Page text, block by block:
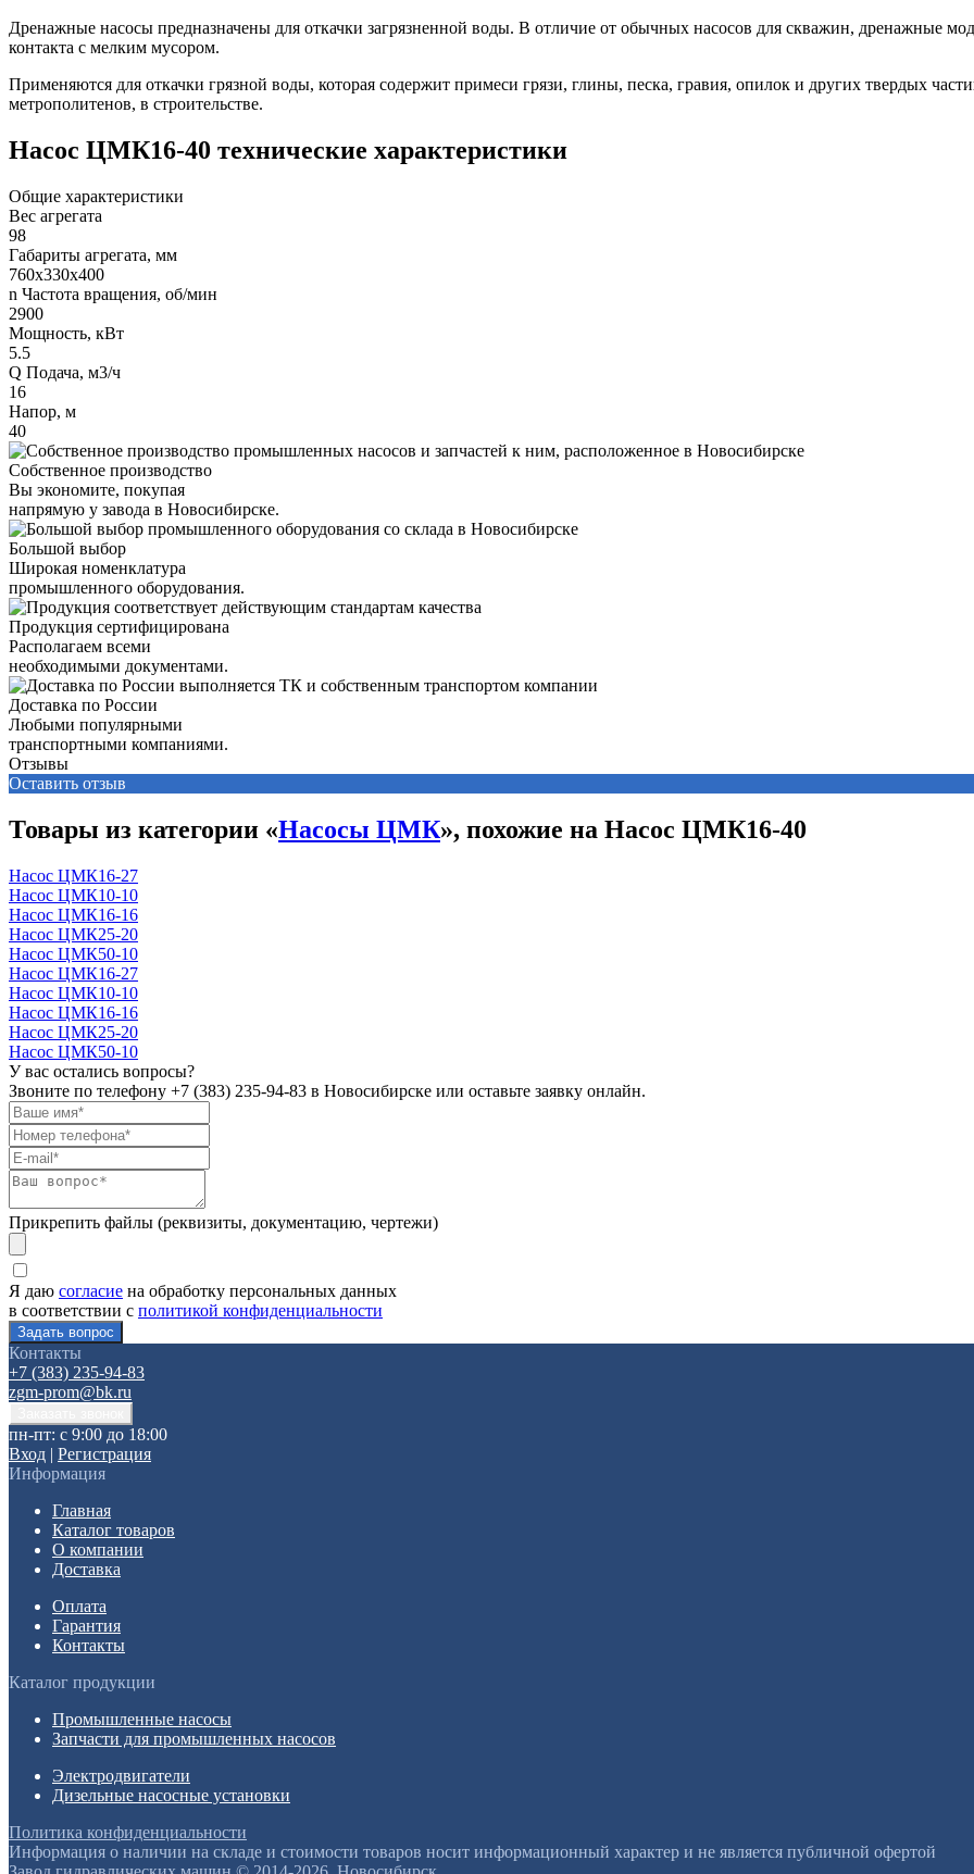
Дренажные насосы предназначены для откачки загрязненной воды. В отличие от обычных насосов для скважин, дренажные
контакта с мелким мусором.
Применяются для откачки грязной воды, которая содержит примеси грязи, глины, песка, гравия, опилок и других твердых
метрополитенов, в строительстве.
Насос ЦМК16-40 технические характеристики
Общие характеристики
Вес агрегата
98
Габариты агрегата, мм
760х330х400
n Частота вращения, об/мин
2900
Мощность, кВт
5.5
Q Подача, м3/ч
16
Напор, м
40
Собственное производство
Вы экономите, покупая
напрямую у завода в Новосибирске.
Большой выбор
Широкая номенклатура
промышленного оборудования.
Продукция сертифицирована
Располагаем всеми
необходимыми документами.
Доставка по России
Любыми популярными
транспортными компаниями.
Отзывы
Оставить отзыв
Товары из категории «Насосы ЦМК», похожие на Насос ЦМК16-40
Насос ЦМК16-27
Насос ЦМК10-10
Насос ЦМК16-16
Насос ЦМК25-20
Насос ЦМК50-10
Насос ЦМК16-27
Насос ЦМК10-10
Насос ЦМК16-16
Насос ЦМК25-20
Насос ЦМК50-10
У вас остались вопросы?
Звоните по телефону +7 (383) 235-94-83 в Новосибирске или оставьте заявку онлайн.
Прикрепить файлы (реквизиты, документацию, чертежи)
Я даю согласие на обработку персональных данных
в соответствии с политикой конфиденциальности
Контакты
+7 (383) 235-94-83
zgm-prom@bk.ru
пн-пт: с 9:00 до 18:00
Вход | Регистрация
Информация
Главная
Каталог товаров
О компании
Доставка
Оплата
Гарантия
Контакты
Каталог продукции
Промышленные насосы
Запчасти для промышленных насосов
Электродвигатели
Дизельные насосные установки
Политика конфиденциальности
Информация о наличии на складе и стоимости товаров носит информационный характер и не является публичной офертой